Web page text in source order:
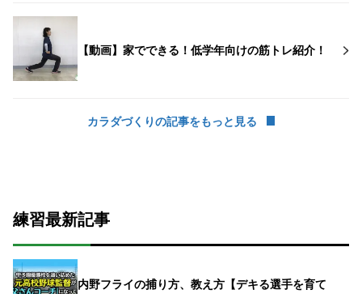
【動画】家でできる！低学年向けの筋トレ紹介！
カラダづくりの記事をもっと見る
練習最新記事
内野フライの捕り方、教え方【デキる選手を育て